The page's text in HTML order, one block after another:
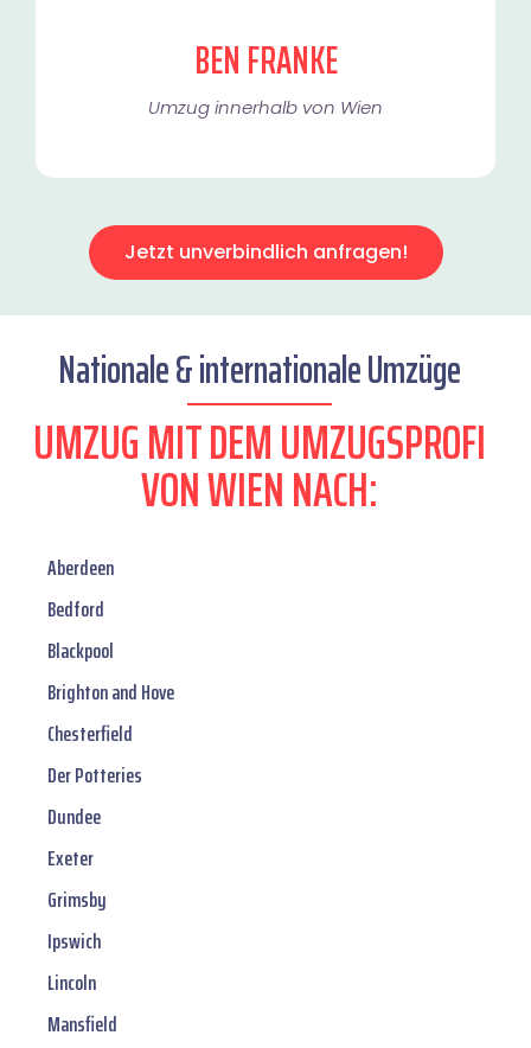
BEN FRANKE
Umzug innerhalb von Wien​
Jetzt unverbindlich anfragen!
Nationale & internationale Umzüge
UMZUG MIT DEM UMZUGSPROFI
VON WIEN NACH:
Aberdeen
Bedford
Blackpool
Brighton and Hove
Chesterfield
Der Potteries
Dundee
Exeter
Grimsby
Ipswich
Lincoln
Mansfield